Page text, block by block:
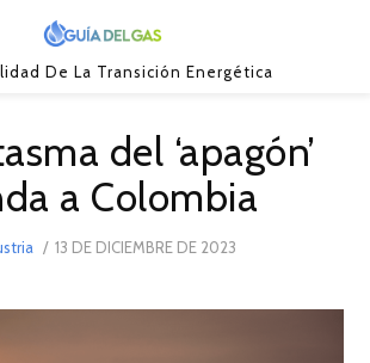
De La Transición Energética
del ‘apagón’
a Colombia
POSTED
13 DE DICIEMBRE DE 2023